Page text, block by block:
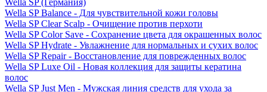
Wella SP (Германия)
Wella SP Balance - Для чувствительной кожи головы
Wella SP Clear Scalp - Очищение против перхоти
Wella SP Color Save - Сохранение цвета для окрашенных волос
Wella SP Hydrate - Увлажнение для нормальных и сухих волос
Wella SP Repair - Восстановление для поврежденных волос
Wella SP Luxe Oil - Новая коллекция для защиты кератина
волос
Wella SP Just Men - Мужская линия средств для ухода за